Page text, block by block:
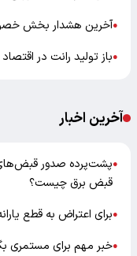
●آخرین هشدار بخش
●باز تولید رانت در
آخرین اخبار
●پشت‌پرده صدور
قبض برق چیست؟
●برای اعتراض به قطع
●خبر مهم برای مستمری